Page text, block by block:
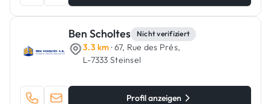
Ben Scholtes Nicht verifiziert
3.3 km · 67, Rue des Prés,
L-7333 Steinsel
Profil anzeigen